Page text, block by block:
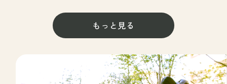
もっと見る